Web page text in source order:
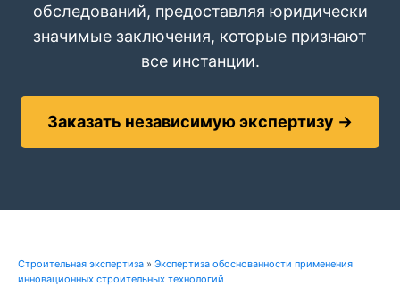
обследований, предоставляя юридически
значимые заключения, которые признают
все инстанции.
Заказать независимую экспертизу →
Строительная экспертиза » Экспертиза обоснованности применения
инновационных строительных технологий